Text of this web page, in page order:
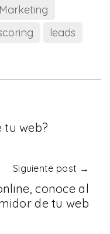
leads
tu web?
Siguiente post →
conoce al
de tu web